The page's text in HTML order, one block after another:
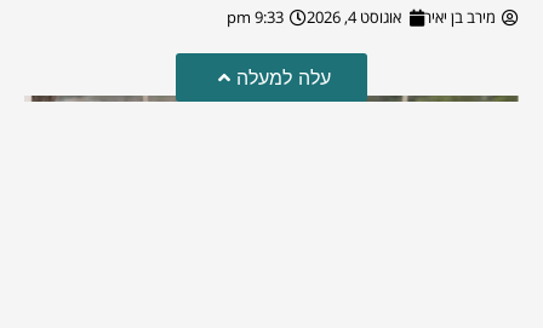
מירב בן יאיר אוגוסט 4, 2026 9:33 pm
עלה למעלה